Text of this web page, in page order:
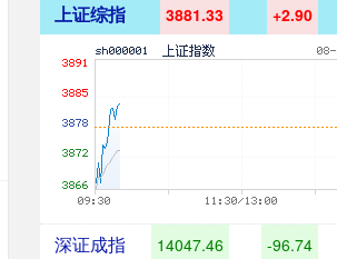
上证综指 3881.33 +2.90
深证成指 14047.46 -96.74